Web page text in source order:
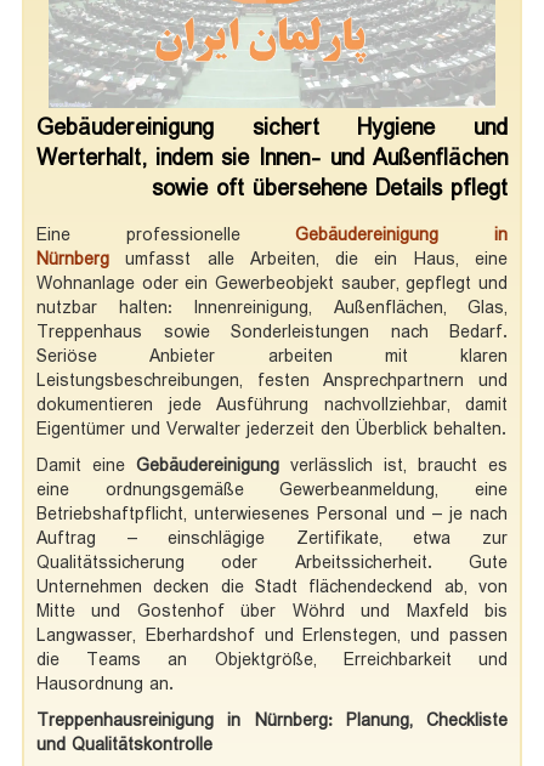
Gebäudereinigung sichert Hygiene und
Werterhalt, indem sie Innen- und Außenflächen
sowie oft übersehene Details pflegt
Eine professionelleGebäudereinigung in
Nürnberg umfasst alle Arbeiten, die ein Haus, eine
Wohnanlage oder ein Gewerbeobjekt sauber, gepflegt und
nutzbar halten: Innenreinigung, Außenflächen, Glas,
Treppenhaus sowie Sonderleistungen nach Bedarf.
Seriöse Anbieter arbeiten mit klaren
Leistungsbeschreibungen, festen Ansprechpartnern und
dokumentieren jede Ausführung nachvollziehbar, damit
Eigentümer und Verwalter jederzeit den Überblick behalten.
Damit eine Gebäudereinigung verlässlich ist, braucht es
eine ordnungsgemäße Gewerbeanmeldung, eine
Betriebshaftpflicht, unterwiesenes Personal und – je nach
Auftrag – einschlägige Zertifikate, etwa zur
Qualitätssicherung oder Arbeitssicherheit. Gute
Unternehmen decken die Stadt flächendeckend ab, von
Mitte und Gostenhof über Wöhrd und Maxfeld bis
Langwasser, Eberhardshof und Erlenstegen, und passen
die Teams an Objektgröße, Erreichbarkeit und
Hausordnung an.
Treppenhausreinigung in Nürnberg: Planung, Checkliste
und Qualitätskontrolle